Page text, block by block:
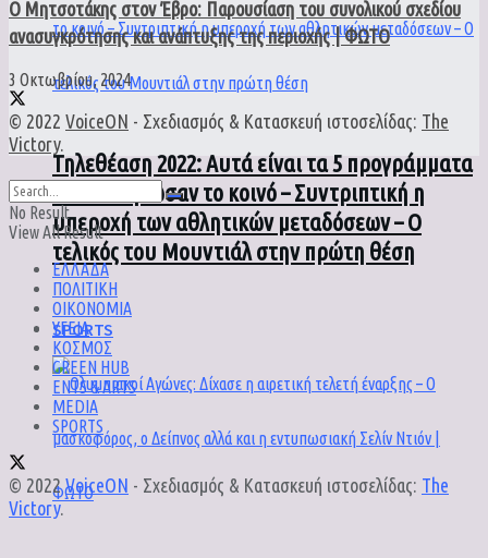
Τηλεθέαση 2022: Αυτά είναι τα 5 προγράμματα
που καθήλωσαν το κοινό – Συντριπτική η
υπεροχή των αθλητικών μεταδόσεων – Ο
τελικός του Μουντιάλ στην πρώτη θέση
SPORTS
Ο Μητσοτάκης στον Έβρο: Παρουσίαση του συνολικού σχεδίου
ανασυγκρότησης και ανάπτυξης της περιοχής | ΦΩΤΟ
3 Οκτωβρίου, 2024
© 2022 VoiceON - Σχεδιασμός & Κατασκευή ιστοσελίδας: The
Victory.
No Result
View All Result
ΕΛΛΑΔΑ
ΠΟΛΙΤΙΚΗ
ΟΙΚΟΝΟΜΙΑ
ΥΓΕΙΑ
ΚΟΣΜΟΣ
GREEN HUB
ENTS & ARTS
MEDIA
SPORTS
© 2022VoiceON - Σχεδιασμός & Κατασκευή ιστοσελίδας: The
Victory.